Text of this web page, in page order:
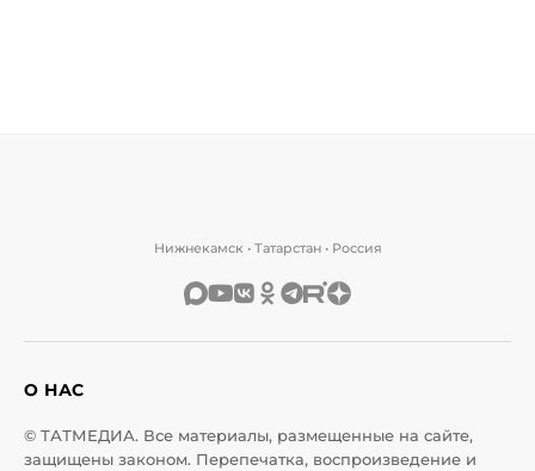
Нижнекамск • Татарстан • Россия
О НАС
© ТАТМЕДИА. Все материалы, размещенные на сайте,
защищены законом. Перепечатка, воспроизведение и